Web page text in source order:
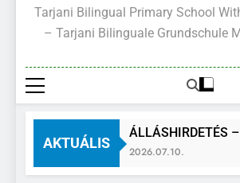
Tarjani Bilingual Primary School
– Tarjani Bilinguale Grundschule
AKTUÁLIS
ÁLLÁSHIRDETÉS
2026.07.10.